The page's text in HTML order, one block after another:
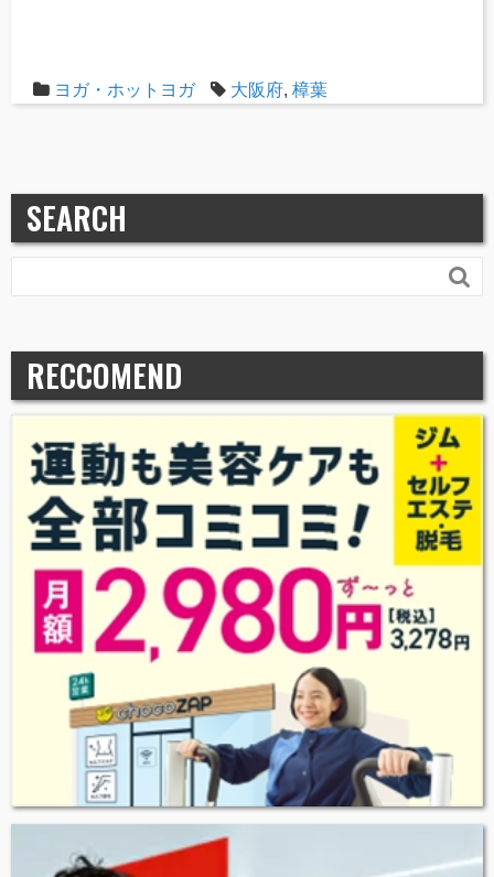
ヨガ・ホットヨガ 大阪府, 樟葉
SEARCH

RECCOMEND